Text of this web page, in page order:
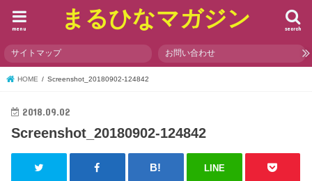
まるひなマガジン search
menu
サイトマップ お問い合わせ
HOME Screenshot_20180902-124842
2018.09.02
Screenshot_20180902-124842
LINE